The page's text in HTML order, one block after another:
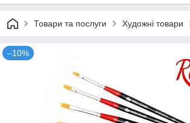
Товари та послуги Художні товари
–10%